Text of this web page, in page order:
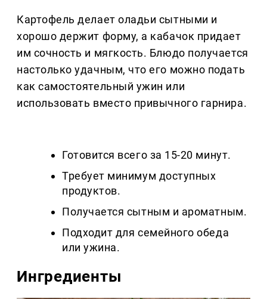
Картофель делает оладьи сытными и
хорошо держит форму, а кабачок придает
им сочность и мягкость. Блюдо получается
настолько удачным, что его можно подать
как самостоятельный ужин или
использовать вместо привычного гарнира.
Готовится всего за 15-20 минут.
Требует минимум доступных
продуктов.
Получается сытным и ароматным.
Подходит для семейного обеда
или ужина.
Ингредиенты